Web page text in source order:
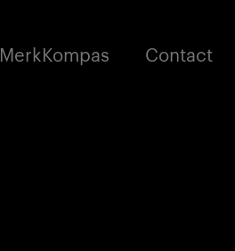
MerkKompas Contact